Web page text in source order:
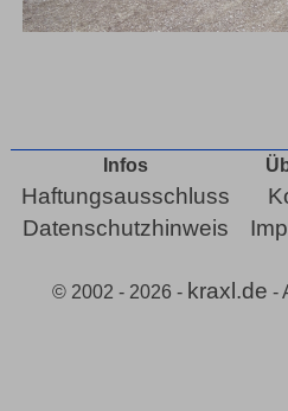
Infos
Haftungsausschluss
Datenschutzhinweis
© 2002 - 2026 - kraxl.de -